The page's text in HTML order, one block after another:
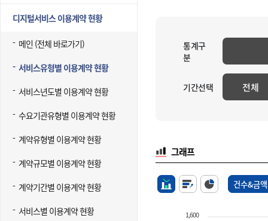
디지털서비스 이용계약 현황
메인 (전체 바로가기)
서비스유형별 이용계약 현황
서비스년도별 이용계약 현황
수요기관유형별 이용계약 현황
계약유형별 이용계약 현황
계약규모별 이용계약 현황
계약기간별 이용계약 현황
서비스별 이용계약 현황
통계구
분
기간선택 전체
그래프
건수&금액
1,600